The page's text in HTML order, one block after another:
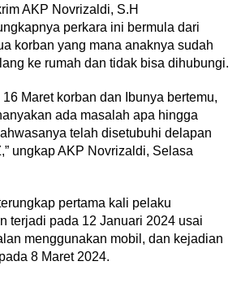
AKP Novrizaldi, S.H
perkara ini bermula dari
korban yang mana anaknya sudah
ke rumah dan tidak bisa dihubungi.
Maret korban dan Ibunya bertemu,
ada masalah apa hingga
telah disetubuhi delapan
ungkap AKP Novrizaldi, Selasa
pertama kali pelaku
terjadi pada 12 Januari 2024 usai
menggunakan mobil, dan kejadian
8 Maret 2024.